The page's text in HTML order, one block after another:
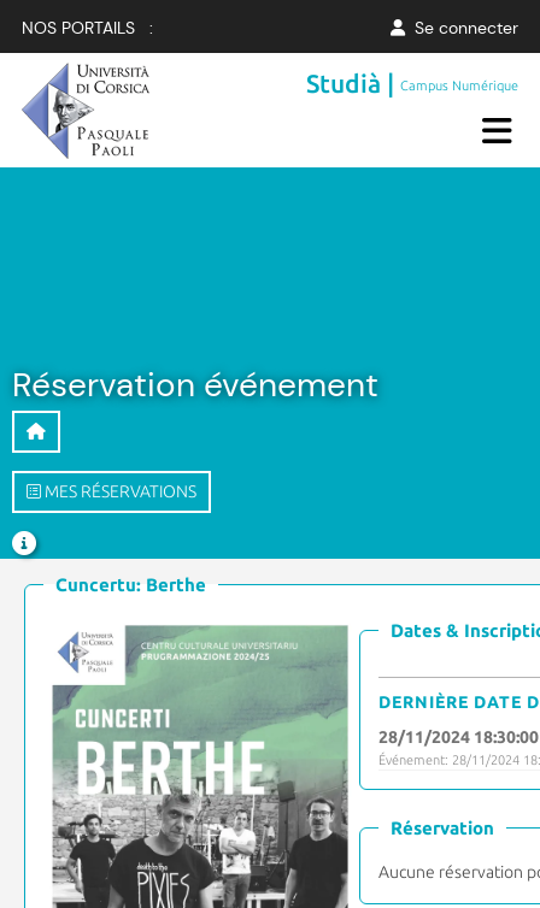
NOS PORTAILS : Se connecter
Studià |Campus Numérique
Réservation événement
MES RÉSERVATIONS
Cuncertu: Berthe
Dates &
DERNIÈRE DATE
28/11/2024 18:30:00
Événement: 28/11/2024
Réservation
Aucune réservation